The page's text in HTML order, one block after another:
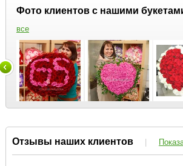
Фото клиентов с нашими
все
Отзывы наших клиентов |